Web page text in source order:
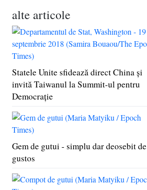
alte articole
Statele Unite sfidează direct China şi
invită Taiwanul la Summit-ul pentru
Democraţie
Gem de gutui - simplu dar deosebit de
gustos